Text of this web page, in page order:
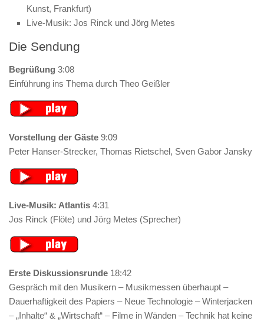
Kunst, Frankfurt)
Live-Musik: Jos Rinck und Jörg Metes
Die Sendung
Begrüßung 3:08
Einführung ins Thema durch Theo Geißler
Vorstellung der Gäste 9:09
Peter Hanser-Strecker, Thomas Rietschel, Sven Gabor Jansky
Live-Musik: Atlantis 4:31
Jos Rinck (Flöte) und Jörg Metes (Sprecher)
Erste Diskussionsrunde 18:42
Gespräch mit den Musikern – Musikmessen überhaupt –
Dauerhaftigkeit des Papiers – Neue Technologie – Winterjacken
– „Inhalte“ & „Wirtschaft“ – Filme in Wänden – Technik hat keine